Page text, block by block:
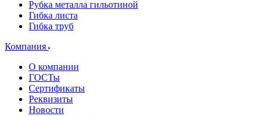
Рубка металла гильотиной
Гибка листа
Гибка труб
Компания
О компании
ГОСТы
Сертификаты
Реквизиты
Новости